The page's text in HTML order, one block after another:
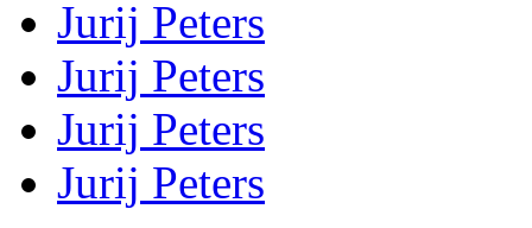
Jurij Peters
Jurij Peters
Jurij Peters
Jurij Peters